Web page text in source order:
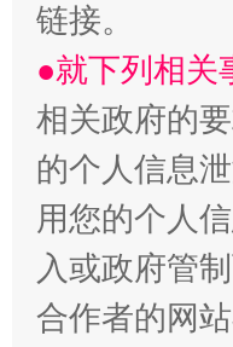
揭批美国五
链接。
●就下列相
相关政府的
的个人信息泄
用您的个人
入或政府管
合作者的网站